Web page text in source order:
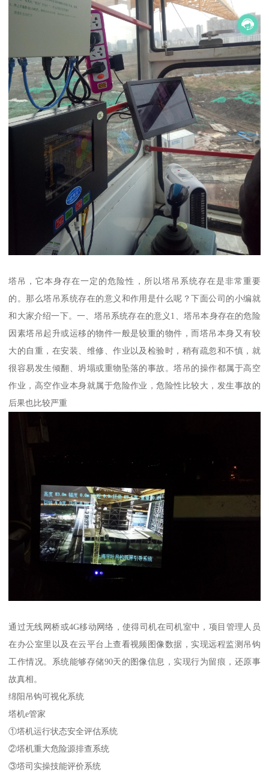
塔吊，它本身存在一定的危险性，所以塔吊系统存在是非常重要
的。那么塔吊系统存在的意义和作用是什么呢？下面公司的小编就
和大家介绍一下。一、塔吊系统存在的意义1、塔吊本身存在的危险
因素塔吊起升或运移的物件一般是较重的物件，而塔吊本身又有较
大的自重，在安装、维修、作业以及检验时，稍有疏忽和不慎，就
很容易发生倾翻、坍塌或重物坠落的事故。塔吊的操作都属于高空
作业，高空作业本身就属于危险作业，危险性比较大，发生事故的
后果也比较严重
通过无线网桥或4G移动网络，使得司机在司机室中，项目管理人员
在办公室里以及在云平台上查看视频图像数据，实现远程监测吊钩
工作情况。系统能够存储90天的图像信息，实现行为留痕，还原事
故真相。
绵阳吊钩可视化系统
塔机e管家
①塔机运行状态安全评估系统
②塔机重大危险源排查系统
③塔司实操技能评价系统